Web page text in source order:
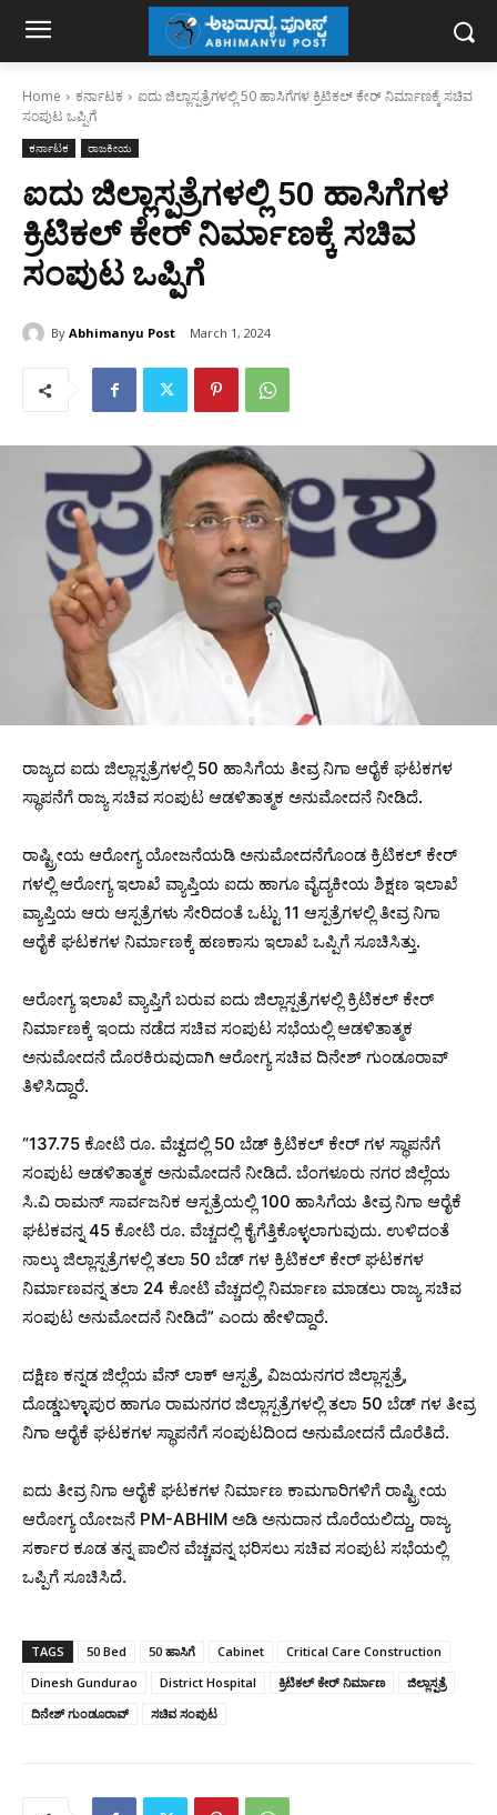
Home ಕರ್ನಾಟಕ
ಐದು ಜಿಲ್ಲಾಸ್ಪತ್ರೆಗಳಲ್ಲಿ 50 ಹಾಸಿಗೆಗಳ ಕ್ರಿಟಿಕಲ್ ಕೇರ್ ನಿರ್ಮಾಣಕ್ಕೆ ಸಚಿವ
ಸಂಪುಟ ಒಪ್ಪಿಗೆ
ಕರ್ನಾಟಕ ರಾಜಕೀಯ
ಐದು ಜಿಲ್ಲಾಸ್ಪತ್ರೆಗಳಲ್ಲಿ 50 ಹಾಸಿಗೆಗಳ
ಕ್ರಿಟಿಕಲ್ ಕೇರ್ ನಿರ್ಮಾಣಕ್ಕೆ ಸಚಿವ
ಸಂಪುಟ ಒಪ್ಪಿಗೆ
By Abhimanyu Post March 1, 2024
ರಾಜ್ಯದ ಐದು ಜಿಲ್ಲಾಸ್ಪತ್ರೆಗಳಲ್ಲಿ 50 ಹಾಸಿಗೆಯ ತೀವ್ರ ನಿಗಾ ಆರೈಕೆ ಘಟಕಗಳ
ಸ್ಥಾಪನೆಗೆ ರಾಜ್ಯ ಸಚಿವ ಸಂಪುಟ ಆಡಳಿತಾತ್ಮಕ ಅನುಮೋದನೆ ನೀಡಿದೆ.
ರಾಷ್ಟ್ರೀಯ ಆರೋಗ್ಯ ಯೋಜನೆಯಡಿ ಅನುಮೋದನೆಗೊಂಡ ಕ್ರಿಟಿಕಲ್ ಕೇರ್
ಗಳಲ್ಲಿ ಆರೋಗ್ಯ ಇಲಾಖೆ ವ್ಯಾಪ್ತಿಯ ಐದು ಹಾಗೂ ವೈದ್ಯಕೀಯ ಶಿಕ್ಷಣ ಇಲಾಖೆ
ವ್ಯಾಪ್ತಿಯ ಆರು ಆಸ್ಪತ್ರೆಗಳು ಸೇರಿದಂತೆ ಒಟ್ಟು 11 ಆಸ್ಪತ್ರೆಗಳಲ್ಲಿ ತೀವ್ರ ನಿಗಾ
ಆರೈಕೆ ಘಟಕಗಳ ನಿರ್ಮಾಣಕ್ಕೆ ಹಣಕಾಸು ಇಲಾಖೆ ಒಪ್ಪಿಗೆ ಸೂಚಿಸಿತ್ತು.
ಆರೋಗ್ಯ ಇಲಾಖೆ ವ್ಯಾಪ್ತಿಗೆ ಬರುವ ಐದು ಜಿಲ್ಲಾಸ್ಪತ್ರೆಗಳಲ್ಲಿ ಕ್ರಿಟಿಕಲ್ ಕೇರ್
ನಿರ್ಮಾಣಕ್ಕೆ ಇಂದು ನಡೆದ ಸಚಿವ ಸಂಪುಟ‌ ಸಭೆಯಲ್ಲಿ ಆಡಳಿತಾತ್ಮಕ
ಅನುಮೋದನೆ ದೊರಕಿರುವುದಾಗಿ ಆರೋಗ್ಯ ಸಚಿವ ದಿನೇಶ್ ಗುಂಡೂರಾವ್
ತಿಳಿಸಿದ್ದಾರೆ.
“137.75 ಕೋಟಿ ರೂ. ವೆಚ್ವದಲ್ಲಿ 50 ಬೆಡ್ ಕ್ರಿಟಿಕಲ್ ಕೇರ್ ಗಳ ಸ್ಥಾಪನೆಗೆ
ಸಂಪುಟ ಆಡಳಿತಾತ್ಮಕ ಅನುಮೋದನೆ ನೀಡಿದೆ. ಬೆಂಗಳೂರು ನಗರ ಜಿಲ್ಲೆಯ
ಸಿ.ವಿ ರಾಮನ್ ಸಾರ್ವಜನಿಕ ಆಸ್ಪತ್ರೆಯಲ್ಲಿ 100 ಹಾಸಿಗೆಯ ತೀವ್ರ ನಿಗಾ ಆರೈಕೆ
ಘಟಕವನ್ನ 45 ಕೋಟಿ ರೂ. ವೆಚ್ಚದಲ್ಲಿ ಕೈಗೆತ್ತಿಕೊಳ್ಳಲಾಗುವುದು. ಉಳಿದಂತೆ
ನಾಲ್ಕು ಜಿಲ್ಲಾಸ್ಪತ್ರೆಗಳಲ್ಲಿ ತಲಾ 50 ಬೆಡ್ ಗಳ ಕ್ರಿಟಿಕಲ್ ಕೇರ್ ಘಟಕಗಳ
ನಿರ್ಮಾಣವನ್ನ ತಲಾ 24 ಕೋಟಿ ವೆಚ್ಚದಲ್ಲಿ ನಿರ್ಮಾಣ ಮಾಡಲು ರಾಜ್ಯ ಸಚಿವ
ಸಂಪುಟ ಅನುಮೋದನೆ ನೀಡಿದೆ” ಎಂದು ಹೇಳಿದ್ದಾರೆ.
ದಕ್ಷಿಣ ಕನ್ನಡ ಜಿಲ್ಲೆಯ ವೆನ್ ಲಾಕ್ ಆಸ್ಪತ್ರೆ, ವಿಜಯನಗರ ಜಿಲ್ಲಾಸ್ಪತ್ರೆ,
ದೊಡ್ಡಬಳ್ಳಾಪುರ ಹಾಗೂ ರಾಮನಗರ ಜಿಲ್ಲಾಸ್ಪತ್ರೆಗಳಲ್ಲಿ ತಲಾ 50 ಬೆಡ್ ಗಳ ತೀವ್ರ
ನಿಗಾ ಆರೈಕೆ ಘಟಕಗಳ ಸ್ಥಾಪನೆಗೆ ಸಂಪುಟದಿಂದ ಅನುಮೋದನೆ ದೊರೆತಿದೆ.
ಐದು ತೀವ್ರ ನಿಗಾ ಆರೈಕೆ ಘಟಕಗಳ ನಿರ್ಮಾಣ ಕಾಮಗಾರಿಗಳಿಗೆ ರಾಷ್ಟ್ರೀಯ
ಆರೋಗ್ಯ ಯೋಜನೆ PM-ABHIM ಅಡಿ ಅನುದಾನ ದೊರೆಯಲಿದ್ದು, ರಾಜ್ಯ
ಸರ್ಕಾರ ಕೂಡ ತನ್ನ ಪಾಲಿನ ವೆಚ್ಚವನ್ನ ಭರಿಸಲು ಸಚಿವ ಸಂಪುಟ ಸಭೆಯಲ್ಲಿ
ಒಪ್ಪಿಗೆ ಸೂಚಿಸಿದೆ.
TAGS 50 Bed 50 ಹಾಸಿಗೆ Cabinet
Critical Care Construction
Dinesh Gundurao
District Hospital ಕ್ರಿಟಿಕಲ್ ಕೇರ್ ನಿರ್ಮಾಣ
ಜಿಲ್ಲಾಸ್ಪತ್ರೆ
ದಿನೇಶ್ ಗುಂಡೂರಾವ್
ಸಚಿವ ಸಂಪುಟ